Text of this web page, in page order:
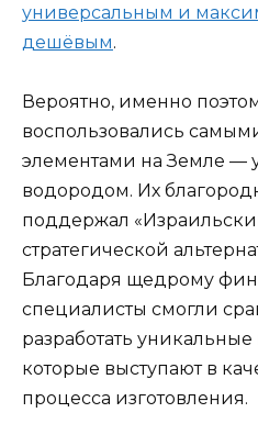
универсальным и
дешёвым.
Вероятно, именно
воспользовались
элементами на Земле —
водородом. Их
поддержал
стратегической
Благодаря щедрому
специалисты смогли
разработать
которые выступают в
процесса изготовления.